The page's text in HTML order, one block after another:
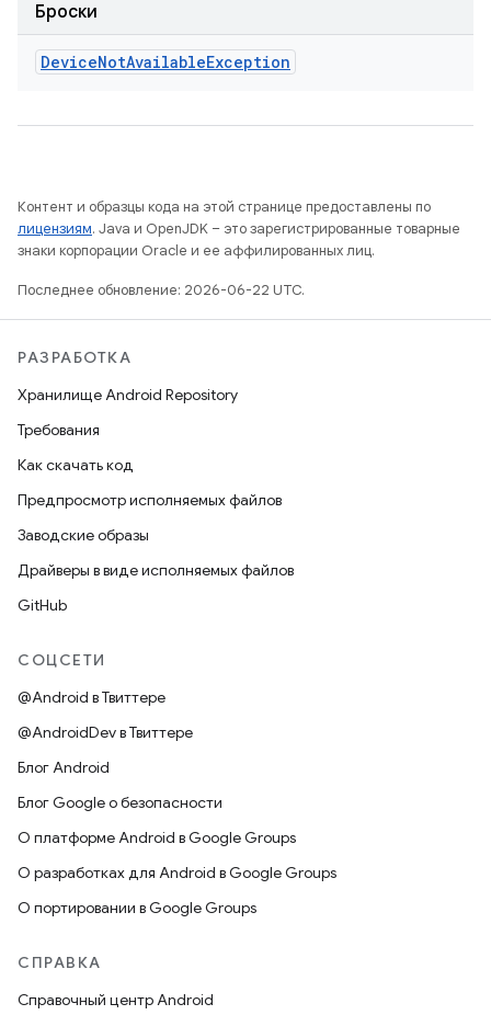
Броски
DeviceNotAvailableException
Контент и образцы кода на этой странице предоставлены по
лицензиям. Java и OpenJDK – это зарегистрированные товарные
знаки корпорации Oracle и ее аффилированных лиц.
Последнее обновление: 2026-06-22 UTC.
РАЗРАБОТКА
Хранилище Android Repository
Требования
Как скачать код
Предпросмотр исполняемых файлов
Заводские образы
Драйверы в виде исполняемых файлов
GitHub
СОЦСЕТИ
@Android в Твиттере
@AndroidDev в Твиттере
Блог Android
Блог Google о безопасности
О платформе Android в Google Groups
О разработках для Android в Google Groups
О портировании в Google Groups
СПРАВКА
Справочный центр Android